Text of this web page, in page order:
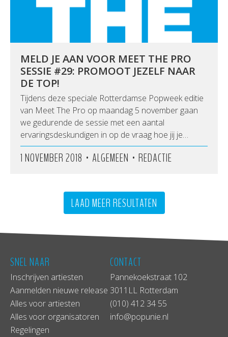
MELD JE AAN VOOR MEET THE PRO
SESSIE #29: PROMOOT JEZELF NAAR
DE TOP!
Tijdens deze speciale Rotterdamse Popweek editie
van Meet The Pro op maandag 5 november gaan
we gedurende de sessie met een aantal
ervaringsdeskundigen in op de vraag hoe jij je…
1 NOVEMBER 2018 • ALGEMEEN • REDACTIE
LAAD MEER RESULTATEN
SNEL NAAR
Inschrijven artiesten
Aanmelden nieuwe release
Alles voor artiesten
Alles voor organisatoren
Regelingen
CONTACT
Pannekoekstraat 102
3011LL Rotterdam
(010) 412 34 55
info@popunie.nl